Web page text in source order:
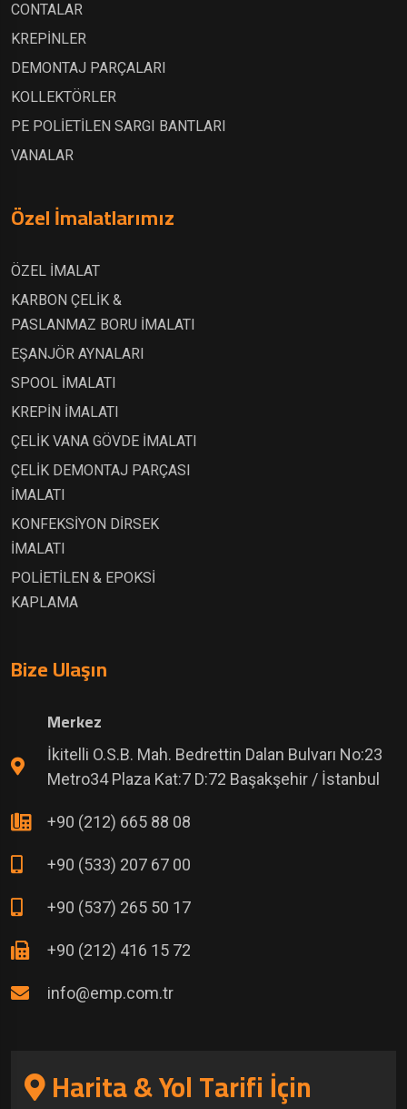
CONTALAR
KREPİNLER
DEMONTAJ PARÇALARI
KOLLEKTÖRLER
PE POLİETİLEN SARGI BANTLARI
VANALAR
Özel İmalatlarımız
ÖZEL İMALAT
KARBON ÇELİK &
PASLANMAZ BORU İMALATI
EŞANJÖR AYNALARI
SPOOL İMALATI
KREPİN İMALATI
ÇELİK VANA GÖVDE İMALATI
ÇELİK DEMONTAJ PARÇASI
İMALATI
KONFEKSİYON DİRSEK
İMALATI
POLİETİLEN & EPOKSİ
KAPLAMA
Bize Ulaşın
Merkez
İkitelli O.S.B. Mah. Bedrettin Dalan Bulvarı No:23
Metro34 Plaza Kat:7 D:72 Başakşehir / İstanbul
+90 (212) 665 88 08
+90 (533) 207 67 00
+90 (537) 265 50 17
+90 (212) 416 15 72
info@emp.com.tr
Harita & Yol Tarifi İçin